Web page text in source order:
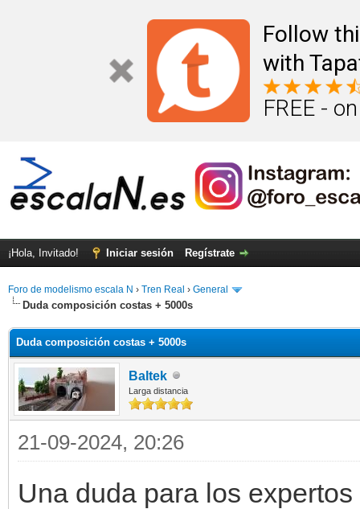
Follow
with
FREE -
¡Hola, Invitado! Iniciar sesión Regístrate
Foro de modelismo escala N › Tren Real › General
Duda composición costas + 5000s
Duda composición costas + 5000s
Baltek
Larga distancia
21-09-2024, 20:26
Una duda para los